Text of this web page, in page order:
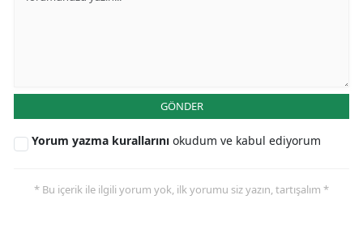
GÖNDER
Yorum yazma kurallarını okudum ve kabul ediyorum
* Bu içerik ile ilgili yorum yok, ilk yorumu siz yazın, tartışalım *